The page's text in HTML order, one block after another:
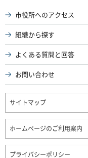
市役所へのアクセス
組織から探す
よくある質問と回答
お問い合わせ
サイトマップ
ホームページのご利用案内
プライバシーポリシー